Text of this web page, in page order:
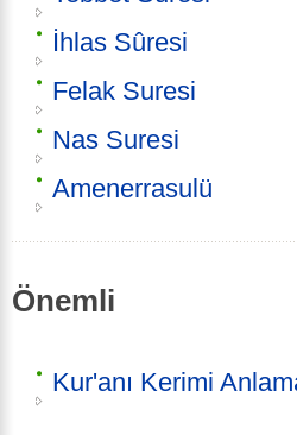
İhlas Sûresi
Felak Suresi
Nas Suresi
Amenerrasulü
Önemli
Kur'anı Kerimi